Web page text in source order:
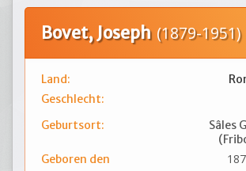
Bovet, Joseph (1879-1951)
Land:
Geschlecht:
Geburtsort:
Sâles
Geboren den